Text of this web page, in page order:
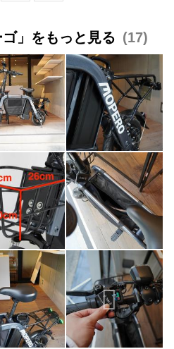
ゴ」をもっと見る 17